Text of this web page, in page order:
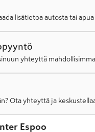
lisätietoa autosta tai
yhteyttä
Ota yhteyttä ja
Espoo